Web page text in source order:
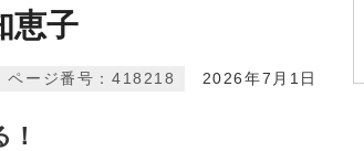
子
2026年7月1日
ページ番号：418218